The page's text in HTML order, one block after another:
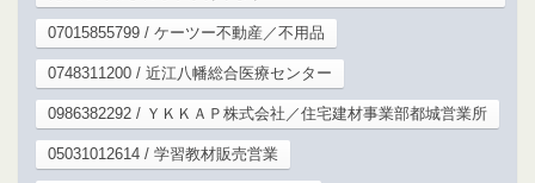
07015855799 / ケーツー不動産／不用品
0748311200 / 近江八幡総合医療センター
0986382292 / ＹＫＫＡＰ株式会社／住宅建材事業部都城営業所
05031012614 / 学習教材販売営業